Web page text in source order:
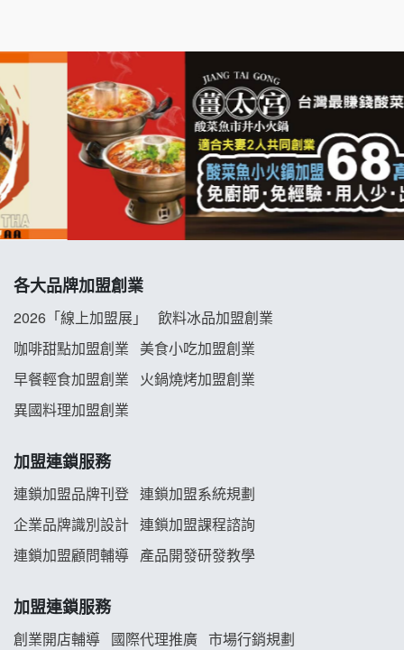
拉亞漢堡加盟說明會
杜芳子古味茶鋪加盟說明會
優握握×酸奶大獅加盟說明會
冬城門加盟說明會
龍涎居好湯加盟說明會
舒油頭加盟說明會
義氣豐發雞加盟說明會
Mr.Wish加盟說明會
雞咕雞咕加盟說明會
各大品牌加盟創業
2026「線上加盟展」
飲料冰品加盟創業
咖啡甜點加盟創業
美食小吃加盟創業
早餐輕食加盟創業
火鍋燒烤加盟創業
異國料理加盟創業
加盟連鎖服務
連鎖加盟品牌刊登 連鎖加盟系統規劃
企業品牌識別設計 連鎖加盟課程諮詢
連鎖加盟顧問輔導 產品開發研發教學
加盟連鎖服務
創業開店輔導 國際代理推廣 市場行銷規劃